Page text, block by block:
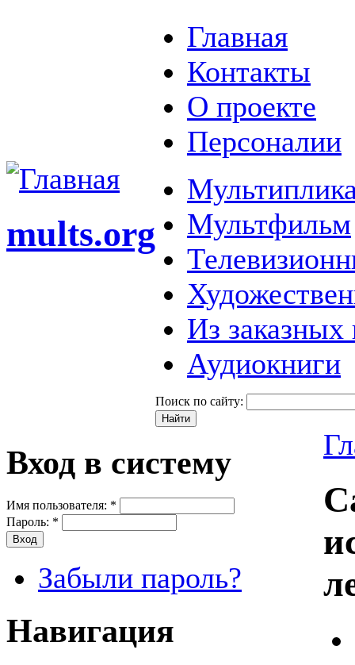
mults.org
Главная
Контакты
О проекте
Персоналии
Мультфильм
Из заказных
Аудиокниги
Поиск по сайту:
Вход в систему
Имя пользователя: *
Пароль: *
Забыли пароль?
Навигация